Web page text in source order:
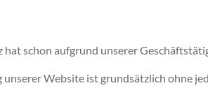
hat schon aufgrund unserer
unserer Website ist grundsätzlich ohne